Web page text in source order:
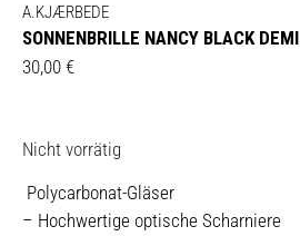
A.KJÆRBEDE
SONNENBRILLE NANCY BLACK DEMI
30,00 €
Nicht vorrätig
Polycarbonat-Gläser
– Hochwertige optische Scharniere